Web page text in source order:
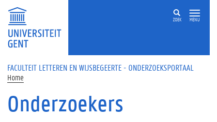
Overslaan en naar de inhoud gaan
ZOEK MENU
FACULTEIT LETTEREN EN WIJSBEGEERTE - ONDERZOEKSPORTAAL
Home
Onderzoekers